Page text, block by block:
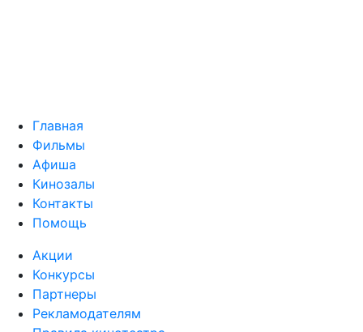
Главная
Фильмы
Афиша
Кинозалы
Контакты
Помощь
Акции
Конкурсы
Партнеры
Рекламодателям